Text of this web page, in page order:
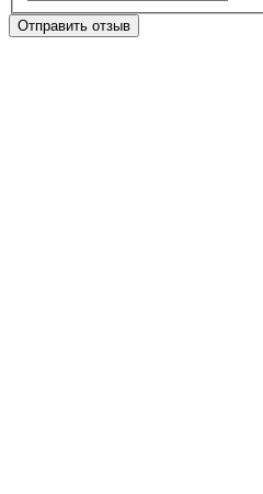
Отправить отзыв